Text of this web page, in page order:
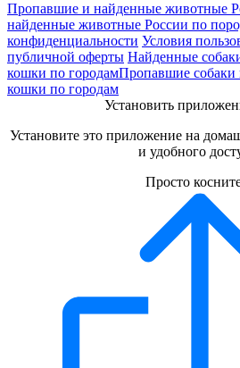
Пропавшие и найденные животные
найденные животные России по
конфиденциальности Условия
публичной оферты Найденные
кошки по городамПропавшие собаки
кошки по городам
Установить
Установите это приложение на
и удобного
Просто